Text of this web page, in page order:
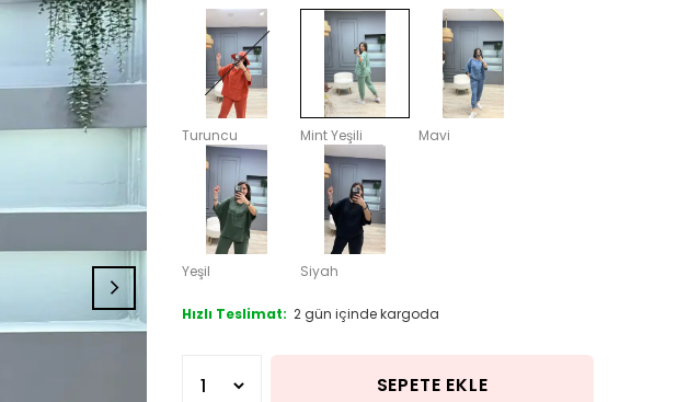
Turuncu Mint Yeşili Mavi
Yeşil Siyah
Hızlı Teslimat: 2 gün içinde kargoda
SEPETE EKLE